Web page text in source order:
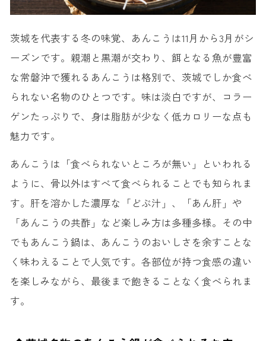
茨城を代表する冬の味覚、あんこうは11月から3月がシ
ーズンです。親潮と黒潮が交わり、餌となる魚が豊富
な常磐沖で獲れるあんこうは格別で、茨城でしか食べ
られない名物のひとつです。味は淡白ですが、コラー
ゲンたっぷりで、身は脂肪が少なく低カロリーな点も
魅力です。
あんこうは「食べられないところが無い」といわれる
ように、骨以外はすべて食べられることでも知られま
す。肝を溶かした濃厚な「どぶ汁」、「あん肝」や
「あんこうの共酢」など楽しみ方は多種多様。その中
でもあんこう鍋は、あんこうのおいしさを余すことな
く味わえることで人気です。各部位が持つ食感の違い
を楽しみながら、最後まで飽きることなく食べられま
す。